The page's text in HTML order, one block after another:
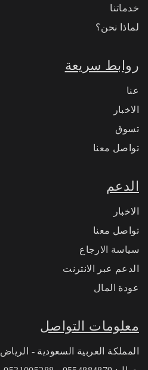
خدماتنا
لماذا نحن؟
روابط سريعة
عنا
الاخبار
تسوق
تواصل معنا
الدعم
الاخبار
تواصل معنا
سياسة الارجاع
الدعم عبر الانترنت
عودة المال
معلومات التواصل
المملكة العربية السعودية -